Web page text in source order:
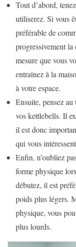
Tout d’abord,
utiliserez. Si vous
préférable de
progressivement
mesure que vous
entraînez à la
à votre espace.
Ensuite, pensez
vos kettlebells. Il
il est donc
qui vous
Enfin, n’oubliez
forme physique
débutez, il est
poids plus légers.
physique, vous
plus lourds.